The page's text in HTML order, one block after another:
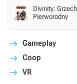
Divinity: Grzech
Pierworodny
Gameplay
Coop
VR